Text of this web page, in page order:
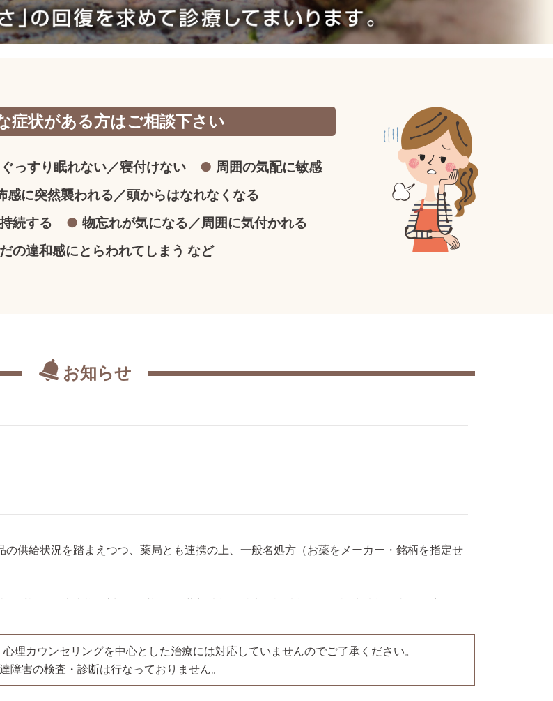
症状がある方はご相談下さい
ぐっすり眠れない／寝付けない
周囲の気配に敏感
感に突然襲われる／頭からはなれなくなる
続する
物忘れが気になる／周囲に気付かれる
の違和感にとらわれてしまう など
お知らせ
供給状況を踏まえつつ、薬局とも連携の上、一般名処方（お薬をメーカー・銘柄を指定せ
受診した患者様に対し、受診歴、薬剤情報、特定健診情報などの診療情報を必要に応じて
理カウンセリングを中心とした治療には対応していませんのでご了承ください。
障害の検査・診断は行なっておりません。